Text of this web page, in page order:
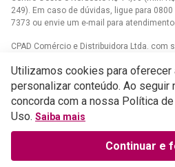
249). Em caso de dúvidas, ligue para
7373 ou envie um e-mail para
CPAD Comércio e Distribuidora Ltda. com
Casa Publicadora das Assembleias de
34.401 - Bangu - CEP 21852-002 - Rio de
33.608.332/0001-02
Utilizamos cookies para oferecer
personalizar conteúdo. Ao seguir
concorda com a nossa Política
Uso. Saiba mais
Continuar e